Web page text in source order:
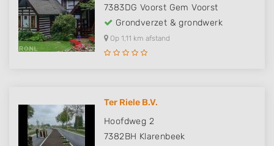
7383DG Voorst Gem Voorst
Grondverzet & grondwerk
Op 1,11 km afstand
Ter Riele B.V.
Hoofdweg 2
7382BH Klarenbeek